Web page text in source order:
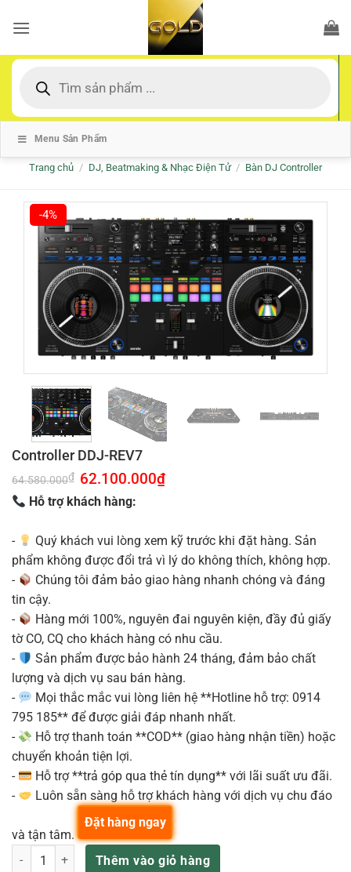
qua
dung
kiếm
Menu Sản Phẩm
Trang chủ / DJ, Beatmaking & Nhạc Điện Tử / Bàn DJ Controller
-4%
Controller DDJ-REV7
64.580.000₫ Giá
gốc
là:
64.580.000₫.
62.100.000₫Giá
Hỗ trợ khách hàng:
-
Quý khách vui lòng xem kỹ trước khi đặt hàng. Sản
phẩm không được đổi trả vì lý do không thích, không hợp.
-
Chúng tôi đảm bảo giao hàng nhanh chóng và đáng
tin cậy.
-
Hàng mới 100%, nguyên đai nguyên kiện, đầy đủ giấy
tờ CO, CQ cho khách hàng có nhu cầu.
-
Sản phẩm được bảo hành 24 tháng, đảm bảo chất
lượng và dịch vụ sau bán hàng.
-
Mọi thắc mắc vui lòng liên hệ **Hotline hỗ trợ: 0914
795 185** để được giải đáp nhanh nhất.
-
Hỗ trợ thanh toán **COD** (giao hàng nhận tiền) hoặc
chuyển khoản tiện lợi.
-
Hỗ trợ **trả góp qua thẻ tín dụng** với lãi suất ưu đãi.
-
Luôn sẵn sàng hỗ trợ khách hàng với dịch vụ chu đáo
và tận tâm.
Controller DDJ-REV7 số lượngThêm vào giỏ hàng
Đặt hàng ngay